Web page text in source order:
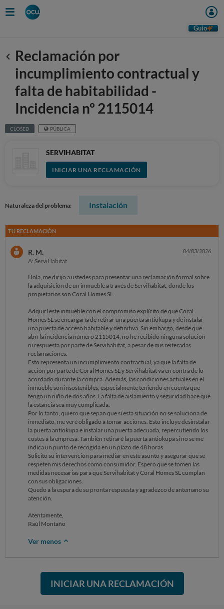
Guio
Anterior
Reclamación por
incumplimiento contractual y
falta de habitabilidad -
Incidencia nº 2115014
CLOSED PÚBLICA
SERVIHABITAT
INICIAR UNA RECLAMACIÓN
Naturaleza del problema: Instalación
TU RECLAMACIÓN
R. M.
A: ServiHabitat
04/03/2026
Hola, me dirijo a ustedes para presentar una reclamación formal sobre
la adquisición de un inmueble a través de Servihabitat, donde los
propietarios son Coral Homes SL.
Adquirí este inmueble con el compromiso explícito de que Coral
Homes SL se encargaría de retirar una puerta antiokupa y de instalar
una puerta de acceso habitable y definitiva. Sin embargo, desde que
abrí la incidencia número 2115014, no he recibido ninguna solución
ni respuesta por parte de Servihabitat, a pesar de mis reiteradas
reclamaciones.
Esto representa un incumplimiento contractual, ya que la falta de
acción por parte de Coral Homes SL y Servihabitat va en contra de lo
acordado durante la compra. Además, las condiciones actuales en el
inmueble son insostenibles, especialmente teniendo en cuenta que
tengo un niño de dos años. La falta de aislamiento y seguridad hace que
la estancia sea muy complicada.
Por lo tanto, quiero que sepan que si esta situación no se soluciona de
inmediato, me veré obligado a tomar acciones. Esto incluye desinstalar
la puerta antiokupa e instalar una puerta adecuada, repercutiendo los
costes a la empresa. También retiraré la puerta antiokupa si no se me
indica un punto de recogida en un plazo de 48 horas.
Solicito su intervención para mediar en este asunto y asegurar que se
respeten mis derechos como consumidor. Espero que se tomen las
medidas necesarias para que Servihabitat y Coral Homes SL cumplan
con sus obligaciones.
Quedo a la espera de su pronta respuesta y agradezco de antemano su
atención.
Atentamente,
Raúl Montaño
Ver menos
INICIAR UNA RECLAMACIÓN